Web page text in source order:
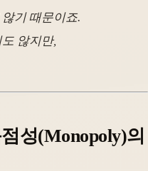
기 때문이죠.
않지만,
성(Monopoly)의